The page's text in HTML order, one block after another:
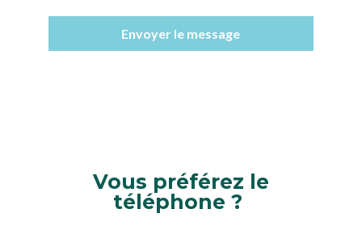
Envoyer le message
Vous préférez le
téléphone ?